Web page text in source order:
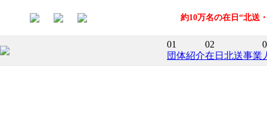
約10万名の在日“北送
01
団体紹介
02
在日北送事業